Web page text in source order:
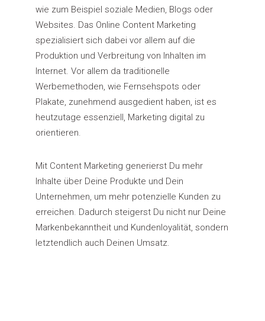
wie zum Beispiel soziale Medien, Blogs oder
Websites. Das Online Content Marketing
spezialisiert sich dabei vor allem auf die
Produktion und Verbreitung von Inhalten im
Internet. Vor allem da traditionelle
Werbemethoden, wie Fernsehspots oder
Plakate, zunehmend ausgedient haben, ist es
heutzutage essenziell, Marketing digital zu
orientieren.
Mit Content Marketing generierst Du mehr
Inhalte über Deine Produkte und Dein
Unternehmen, um mehr potenzielle Kunden zu
erreichen. Dadurch steigerst Du nicht nur Deine
Markenbekanntheit und Kundenloyalität, sondern
letztendlich auch Deinen Umsatz.